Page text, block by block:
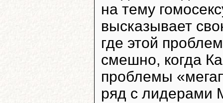
на тему
высказывает
где этой
смешно, когда
проблемы
ряд с лидерами